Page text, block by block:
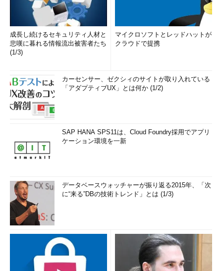
成長し続けるセキュリティ人材と
悲嘆に暮れる情報流出被害者たち
(1/3)
マイクロソフトとレッドハットが
クラウドで提携
カーセンサー、ゼクシィのサイトが取り入れている
「アダプティブUX」とは何か (1/2)
SAP HANA SPS11は、Cloud Foundry採用でアプリ
ケーション環境を一新
データベースウォッチャーが振り返る2015年、「次
に“来る”DBの技術トレンド」とは (1/3)